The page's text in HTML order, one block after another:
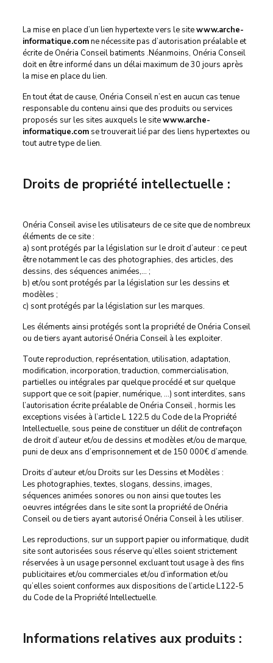
La mise en place d’un lien hypertexte vers le sitewww.arche-
informatique.comne nécessite pas d’autorisation préalable et
écrite de Onéria Conseil batiments .Néanmoins, Onéria Conseil
doit en être informé dans un délai maximum de 30 jours après
la mise en place du lien.
En tout état de cause, Onéria Conseil n’est en aucun cas tenue
responsable du contenu ainsi que des produits ou services
proposés sur les sites auxquels le sitewww.arche-
informatique.comse trouverait lié par des liens hypertextes ou
tout autre type de lien.
Droits de propriété intellectuelle :
Onéria Conseil avise les utilisateurs de ce site que de nombreux
éléments de ce site :
a) sont protégés par la législation sur le droit d’auteur : ce peut
être notamment le cas des photographies, des articles, des
dessins, des séquences animées,… ;
b) et/ou sont protégés par la législation sur les dessins et
modèles ;
c) sont protégés par la législation sur les marques.
Les éléments ainsi protégés sont la propriété de Onéria Conseil
ou de tiers ayant autorisé Onéria Conseil à les exploiter.
Toute reproduction, représentation, utilisation, adaptation,
modification, incorporation, traduction, commercialisation,
partielles ou intégrales par quelque procédé et sur quelque
support que ce soit (papier, numérique, …) sont interdites, sans
l’autorisation écrite préalable de Onéria Conseil , hormis les
exceptions visées à l’article L 122.5 du Code de la Propriété
Intellectuelle, sous peine de constituer un délit de contrefaçon
de droit d’auteur et/ou de dessins et modèles et/ou de marque,
puni de deux ans d’emprisonnement et de 150 000€ d’amende.
Droits d’auteur et/ou Droits sur les Dessins et Modèles :
Les photographies, textes, slogans, dessins, images,
séquences animées sonores ou non ainsi que toutes les
oeuvres intégrées dans le site sont la propriété de Onéria
Conseil ou de tiers ayant autorisé Onéria Conseil à les utiliser.
Les reproductions, sur un support papier ou informatique, dudit
site sont autorisées sous réserve qu’elles soient strictement
réservées à un usage personnel excluant tout usage à des fins
publicitaires et/ou commerciales et/ou d’information et/ou
qu’elles soient conformes aux dispositions de l’article L122-5
du Code de la Propriété Intellectuelle.
Informations relatives aux produits :